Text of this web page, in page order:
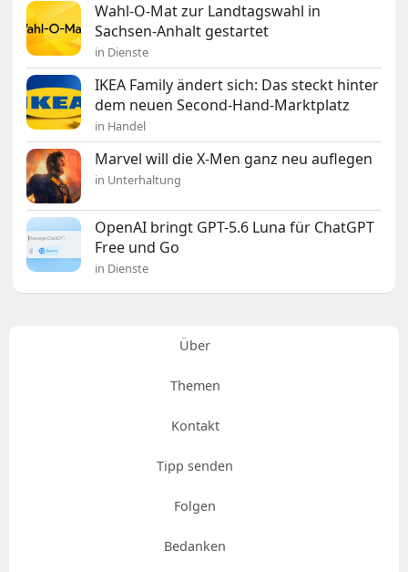
Wahl-O-Mat zur Landtagswahl in
Sachsen-Anhalt gestartet
in Dienste
IKEA Family ändert sich: Das steckt hinter
dem neuen Second-Hand-Marktplatz
in Handel
Marvel will die X-Men ganz neu auflegen
in Unterhaltung
OpenAI bringt GPT-5.6 Luna für ChatGPT
Free und Go
in Dienste
Über
Themen
Kontakt
Tipp senden
Folgen
Bedanken